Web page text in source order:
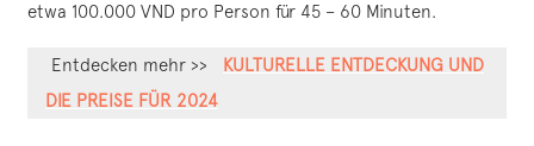
etwa 100.000 VND pro Person für 45 – 60 Minuten.
Entdecken mehr >>
KULTURELLE ENTDECKUNG UND
DIE PREISE FÜR 2024